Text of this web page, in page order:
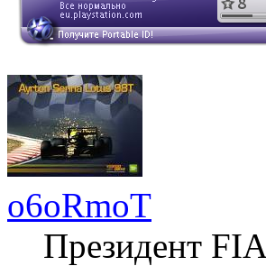
o6oRmoT
Президент FIA